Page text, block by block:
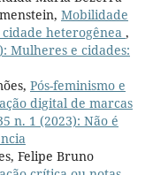
Mobilidade
heterogênea ,
Mulheres e cidades:
Pós-feminismo e
digital de marcas
n. 1 (2023): Não é
Felipe Bruno